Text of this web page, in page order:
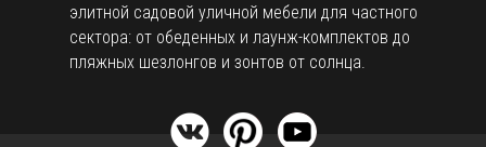
элитной садовой уличной мебели для частного
сектора: от обеденных и лаунж-комплектов до
пляжных шезлонгов и зонтов от солнца.